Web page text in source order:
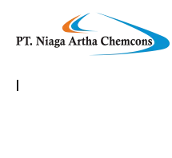
|